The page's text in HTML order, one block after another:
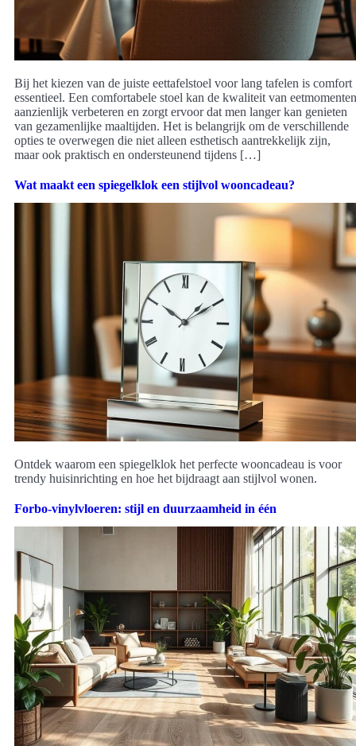
Bij het kiezen van de juiste eettafelstoel voor lang tafelen is comfort
essentieel. Een comfortabele stoel kan de kwaliteit van eetmomenten
aanzienlijk verbeteren en zorgt ervoor dat men langer kan genieten
van gezamenlijke maaltijden. Het is belangrijk om de verschillende
opties te overwegen die niet alleen esthetisch aantrekkelijk zijn,
maar ook praktisch en ondersteunend tijdens […]
Wat maakt een spiegelklok een stijlvol wooncadeau?
Ontdek waarom een spiegelklok het perfecte wooncadeau is voor
trendy huisinrichting en hoe het bijdraagt aan stijlvol wonen.
Forbo-vinylvloeren: stijl en duurzaamheid in één